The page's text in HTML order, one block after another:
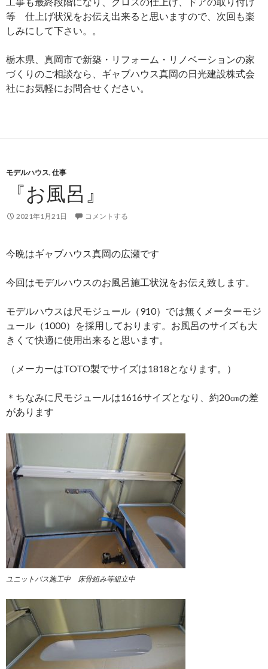
等 仕上げ状況をお伝え出来ると思いますので、次回も楽
しみにして下さい。。
栃木県、真岡市で新築・リフォーム・リノベーションの家
づくりのご相談なら、ギャブハウス真岡の日光建設株式会
社にお気軽にお問合せください。
モデルハウス, 仕事
『お風呂』
2021年1月21日 コメントする
今晩はギャブハウス真岡の広瀬です
今回はモデルハウスのお風呂施工状況をお伝え致します。
モデルハウスは尺モジュール（910）では無くメーターモジ
ュール（1000）を採用しております。お風呂のサイズも大
きくて快適に使用出来ると思います。
（メーカーはTOTO製でサイズは1818となります。）
＊ちなみに尺モジュールは1616サイズとなり、約20㎝の差
があります
ユニットバス施工中 床骨組み等組立中